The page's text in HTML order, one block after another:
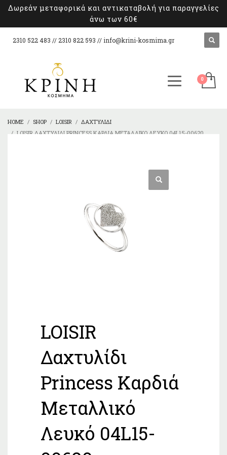
Δωρεάν μεταφορικά και αντικαταβολή για παραγγελίες
άνω των 60€
2310 522 483 // 2310 822 593 // info@krini-kosmima.gr
HOME SHOP LOISIR
ΔΑΧΤΥΛΊΔΙ
LOISIR ΔΑΧΤΥΛΊΔΙ PRINCESS ΚΑΡΔΙΆ ΜΕΤΑΛΛΙΚΌ ΛΕΥΚΌ 04L15-00620
LOISIR
Δαχτυλίδι
Princess Καρδιά
Μεταλλικό
Λευκό 04L15-